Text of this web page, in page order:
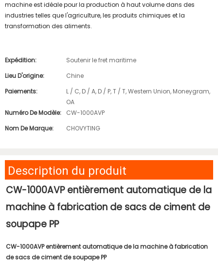
machine est idéale pour la production à haut volume dans des
industries telles que l'agriculture, les produits chimiques et la
transformation des aliments.
Expédition:
Soutenir le fret maritime
Lieu D'origine:
Chine
Paiements:
L / C, D / A, D / P, T / T, Western Union, Moneygram,
OA
Numéro De Modèle:
CW-1000AVP
Nom De Marque:
CHOVYTING
Description du produit
CW-1000AVP entièrement automatique de la
machine à fabrication de sacs de ciment de
soupape PP
CW-1000AVP entièrement automatique de la machine à fabrication
de sacs de ciment de soupape PP